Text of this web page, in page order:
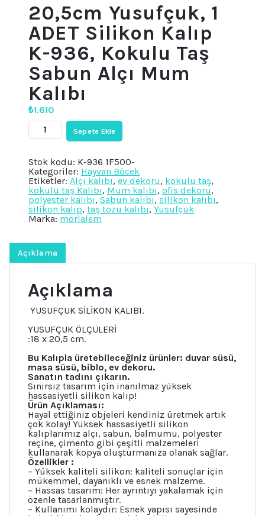
20,5cm Yusufçuk, 1
ADET Silikon Kalıp
K-936, Kokulu Taş
Sabun Alçı Mum
Kalıbı
₺1.610
20,5cm
Yusufçuk,
Silikon
Kalıp
K-
936,
Kokulu
Taş
Sabun
Kalıbı
adet
Sepete Ekle
Stok kodu: K-936 1F500-
Kategoriler: Hayvan Böcek
Etiketler: Alçı kalıbı, ev dekoru, kokulu taş,
kokulu taş Kalıbı, Mum kalıbı, ofis dekoru,
polyester kalıbı, Sabun kalıbı, silikon kalıbı,
silikon kalıp, taş tozu kalıbı, Yusufçuk
Marka: morlalem
Açıklama
Açıklama
YUSUFÇUK SİLİKON KALIBI.
YUSUFÇUK ÖLÇÜLERİ
:18 x 20,5 cm.
Bu Kalıpla üretebileceğiniz ürünler: duvar süsü,
masa süsü, biblo, ev dekoru.
Sanatın tadını çıkarın.
Sınırsız tasarım için inanılmaz yüksek
hassasiyetli silikon kalıp!
Ürün Açıklaması:
Hayal ettiğiniz objeleri kendiniz üretmek artık
çok kolay! Yüksek hassasiyetli silikon
kalıplarımız alçı, sabun, balmumu, polyester
reçine, çimento gibi çeşitli malzemeleri
kullanarak kopya oluşturmanıza olanak sağlar.
Özellikler :
– Yüksek kaliteli silikon: kaliteli sonuçlar için
mükemmel, dayanıklı ve esnek malzeme.
– Hassas tasarım: Her ayrıntıyı yakalamak için
özenle tasarlanmıştır.
– Kullanımı kolaydır: Esnek yapısı sayesinde